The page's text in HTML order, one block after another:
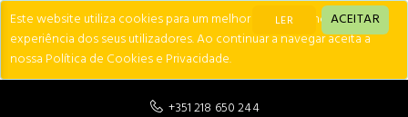
Este website utiliza cookies para um melhor desempenho e
experiência dos seus utilizadores. Ao continuar a navegar aceita a
nossa Política de Cookies e Privacidade.
LER ACEITAR
+351 218 650 244